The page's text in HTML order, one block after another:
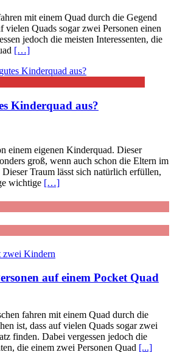
mit einem Quad durch die Gegend
vielen Quads sogar zwei Personen einen
jedoch die meisten Interessenten, die
[…]
Kinderquad aus?
einem eigenen Kinderquad. Dieser
groß, wenn auch schon die Eltern im
Traum lässt sich natürlich erfüllen,
wichtige […]
auf einem Pocket Quad
fahren mit einem Quad durch die
ist, dass auf vielen Quads sogar zwei
finden. Dabei vergessen jedoch die
die einem zwei Personen Quad [...]